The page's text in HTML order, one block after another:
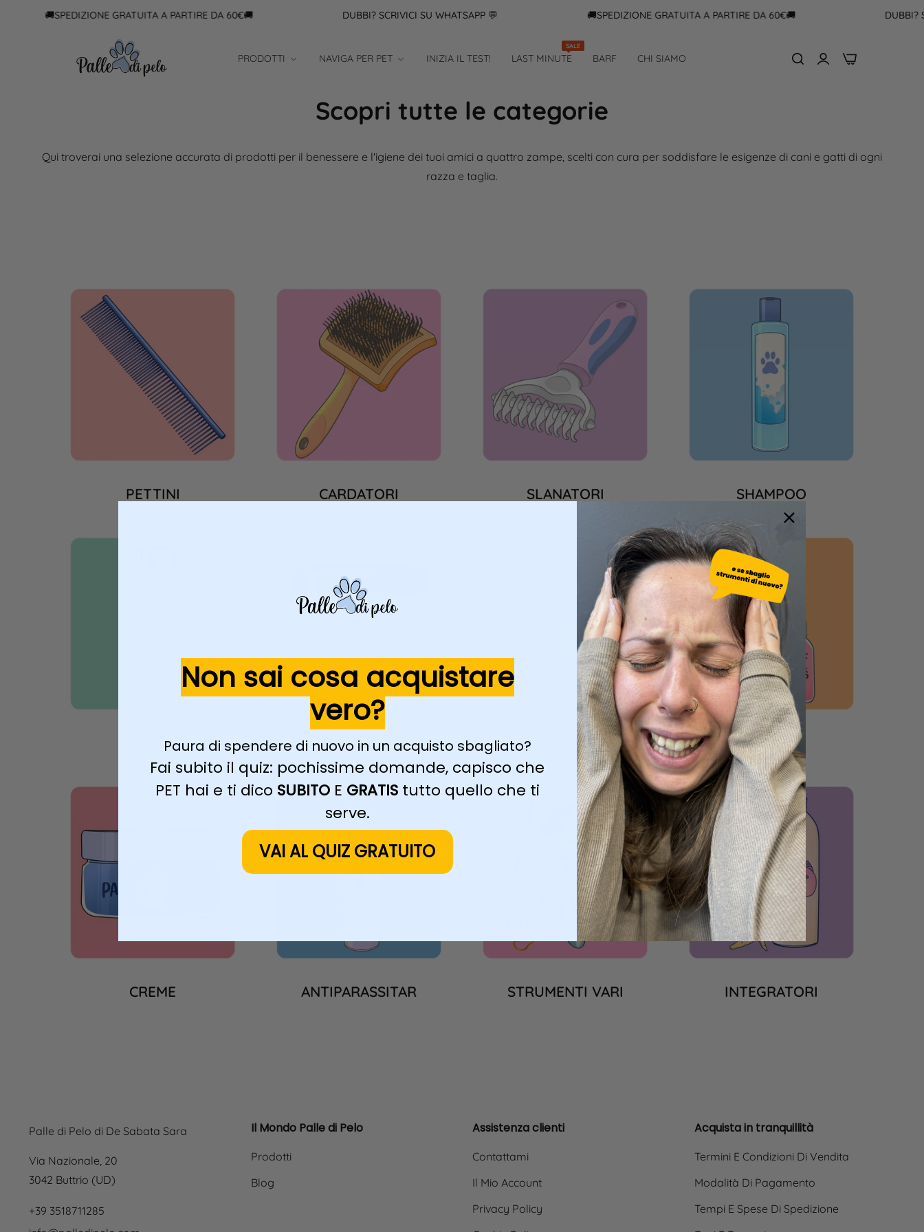
🚚SPEDIZIONE GRATUITA A PARTIRE DA 60€🚚 DUBBI? SCRIVICI SU WHATSAPP 💬 🚚SPEDIZIONE GRATUITA A PARTIRE DA 60€🚚 DUBBI?
PRODOTTI NAVIGA PER PET INIZIA IL TEST! LAST MINUTE
SALE
BARF CHI SIAMO 0
Scopri tutte le categorie
Qui troverai una selezione accurata di prodotti per il benessere e l'igiene dei tuoi amici a quattro zampe, scelti con cura per soddisfare le esigenze di cani e gatti di ogni
razza e taglia.
PETTINI CARDATORI SLANATORI SHAMPOO
BALSAMI MASCHERE SCIOGLINODI LOZIONI
CREME ANTIPARASSITARI STRUMENTI VARI INTEGRATORI
Palle di Pelo di De Sabata Sara
Via Nazionale, 20
3042 Buttrio (UD)
+39 3518711285
Il Mondo Palle di Pelo
Prodotti
Blog
Assistenza clienti
Contattami
Il Mio Account
Privacy Policy
Acquista in tranquillità
Termini E Condizioni Di Vendita
Modalità Di Pagamento
Tempi E Spese Di Spedizione
Non sai cosa acquistare
vero?
Paura di spendere di nuovo in un acquisto sbagliato?
Fai subito il quiz: pochissime domande, capisco che
PET hai e ti dico SUBITOE GRATIStutto quello che ti
serve.
VAI AL QUIZ GRATUITO